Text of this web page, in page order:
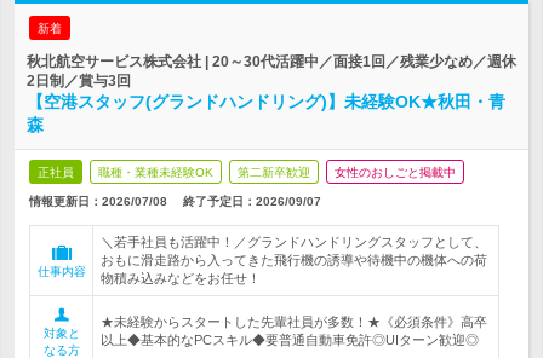
新着
秋北航空サービス株式会社 | 20～30代活躍中／面接1回／残業少なめ／週休
2日制／賞与3回
【空港スタッフ(グランドハンドリング)】未経験OK★秋田・青
森
正社員 職種・業種未経験OK 第二新卒歓迎 女性のおしごと掲載中
情報更新日：2026/07/08 終了予定日： 2026/09/07
仕事内容
＼若手社員も活躍中！／グランドハンドリングスタッフとして、
おもに滑走路から入ってきた飛行機の誘導や待機中の機体への荷
物積み込みなどをお任せ！
対象と
なる方
★未経験からスタートした先輩社員が多数！★《必須条件》高卒
以上◆基本的なPCスキル◆要普通自動車免許◎UIターン歓迎◎